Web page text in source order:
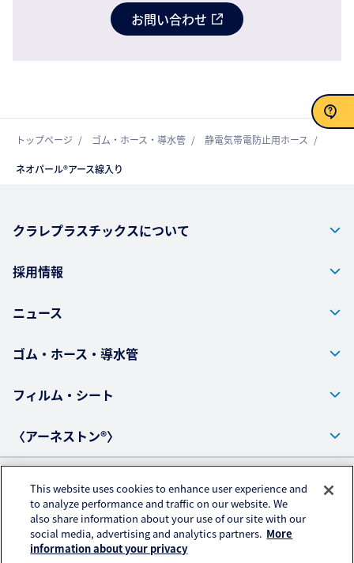
お問い合わせ
お問い合わせ
トップページ ゴム・ホース・導水管 静電気帯電防止用ホース
ネオパール®アース線入り
クラレプラスチックスについて
採用情報
ニュース
ゴム・ホース・導水管
フィルム・シート
〈アーネストン®〉
プライバシーポリシー
アクセスデータの取扱いについて
ご利用にあたって
This website uses cookies to enhance user experience and
to analyze performance and traffic on our website. We
also share information about your use of our site with our
social media, advertising and analytics partners. More
information about your privacy